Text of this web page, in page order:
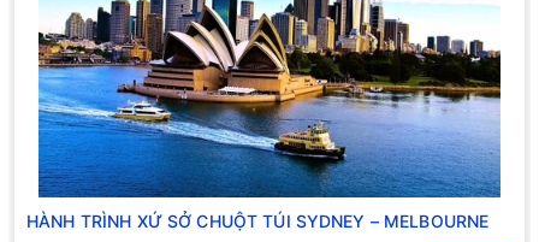
HÀNH TRÌNH XỨ SỞ CHUỘT TÚI SYDNEY – MELBOURNE